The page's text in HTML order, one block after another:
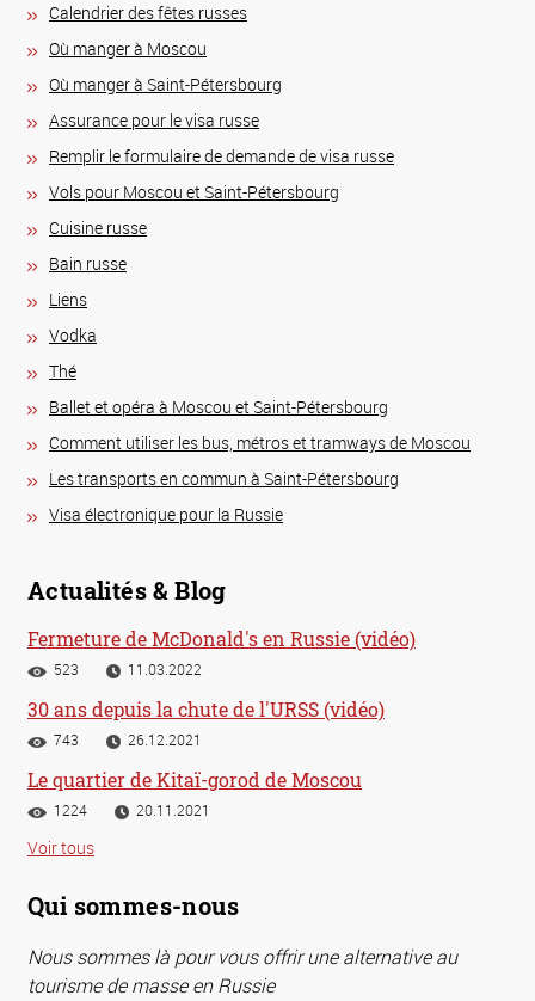
Calendrier des fêtes russes
Où manger à Moscou
Où manger à Saint-Pétersbourg
Assurance pour le visa russe
Remplir le formulaire de demande de visa russe
Vols pour Moscou et Saint-Pétersbourg
Сuisine russe
Bain russe
Liens
Vodka
Thé
Ballet et opéra à Moscou et Saint-Pétersbourg
Comment utiliser les bus, métros et tramways de Moscou
Les transports en commun à Saint-Pétersbourg
Visa électronique pour la Russie
Actualités & Blog
Fermeture de McDonald's en Russie (vidéo)
523 11.03.2022
30 ans depuis la chute de l'URSS (vidéo)
743 26.12.2021
Le quartier de Kitaï-gorod de Moscou
1224 20.11.2021
Voir tous
Qui sommes-nous
Nous sommes là pour vous offrir une alternative au
tourisme de masse en Russie